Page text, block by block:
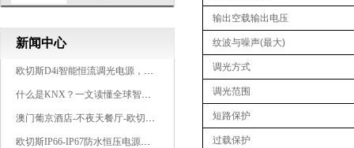
新闻中心
欧切斯D4i智能恒流调光电源，引领未来照明生态
什么是KNX？一文读懂全球智能建筑控制标准
澳门葡京酒店-不夜天餐厅-欧切斯KNX智能控制系统打造高端智慧空间
欧切斯IP66-IP67防水恒压电源，无惧风雨，智稳如一
输出空载输出电压
纹波与噪声(最大)
调光方式
调光范围
短路保护
过载保护